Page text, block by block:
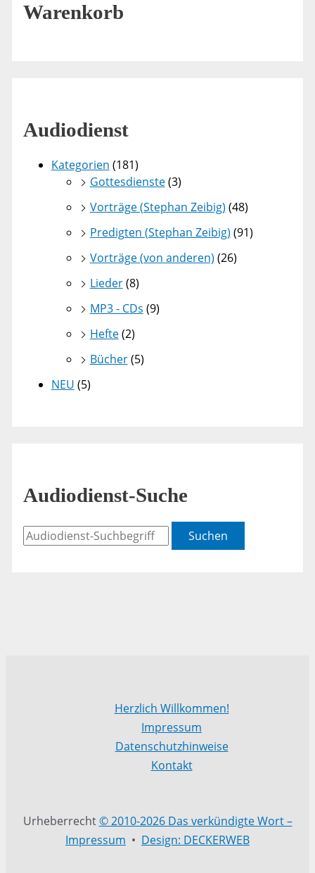
Warenkorb
Audiodienst
Kategorien (181)
Gottesdienste(3)
Vorträge (Stephan Zeibig) (48)
Predigten (Stephan Zeibig) (91)
Vorträge (von anderen) (26)
Lieder(8)
MP3 - CDs (9)
Hefte(2)
Bücher(5)
NEU (5)
Audiodienst-Suche
Suchen
Herzlich Willkommen!
Impressum
Datenschutzhinweise
Kontakt
Urheberrecht© 2010-2026 Das verkündigte Wort –
Impressum • Design: DECKERWEB